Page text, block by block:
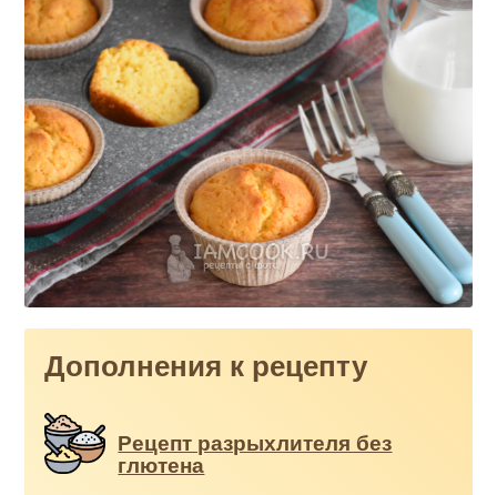
Дополнения к рецепту
Рецепт разрыхлителя без
глютена